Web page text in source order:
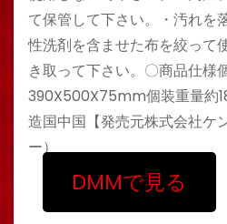
て保管して下さい。・汚れを
性洗剤を含ませた布を絞って
き取って下さい。〇商品仕様
390X500X75mm個装重量約
造国中国【発売元株式会社ケ
ー）
DMMで見る